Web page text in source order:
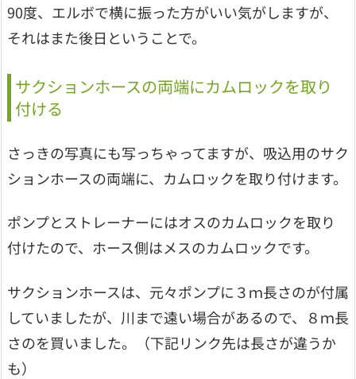
90度、エルボで横に振った方がいい気がしますが、
それはまた後日ということで。
サクションホースの両端にカムロックを取り
付ける
さっきの写真にも写っちゃってますが、吸込用のサク
ションホースの両端に、カムロックを取り付けます。
ポンプとストレーナーにはオスのカムロックを取り
付けたので、ホース側はメスのカムロックです。
サクションホースは、元々ポンプに３ｍ長さのが付属
していましたが、川まで遠い場合があるので、８ｍ長
さのを買いました。（下記リンク先は長さが違うか
も）